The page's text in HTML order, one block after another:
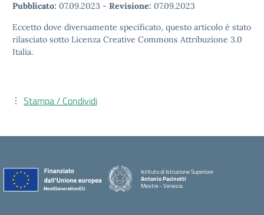
Pubblicato: 07.09.2023 - Revisione: 07.09.2023
Eccetto dove diversamente specificato, questo articolo è stato
rilasciato sotto Licenza Creative Commons Attribuzione 3.0
Italia.
Stampa / Condividi
Istituto di Istruzione Superiore
Antonio Pacinotti
Mestre - Venezia